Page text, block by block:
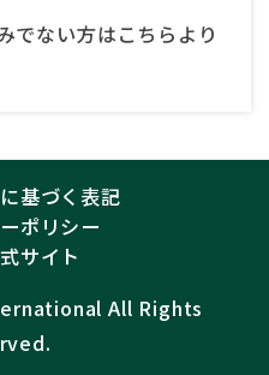
でない方はこちらより
基づく表記
ポリシー
サイト
All Rights